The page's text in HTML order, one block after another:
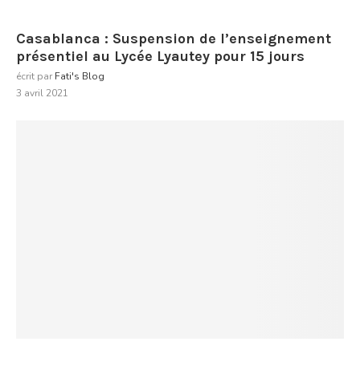
Casablanca : Suspension de l’enseignement
présentiel au Lycée Lyautey pour 15 jours
écrit par Fati's Blog
3 avril 2021